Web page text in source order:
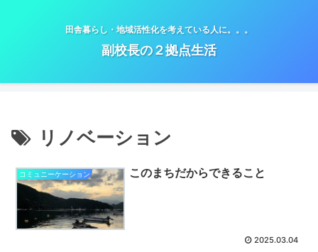
田舎暮らし・地域活性化を考えている人に。。。
副校長の２拠点生活
リノベーション
コミュニーケーション このまちだからできること
2025.03.04